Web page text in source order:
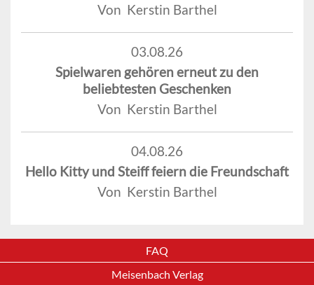
Von Kerstin Barthel
03.08.26
Spielwaren gehören erneut zu den
beliebtesten Geschenken
Von Kerstin Barthel
04.08.26
Hello Kitty und Steiff feiern die Freundschaft
Von Kerstin Barthel
FAQ
Meisenbach Verlag